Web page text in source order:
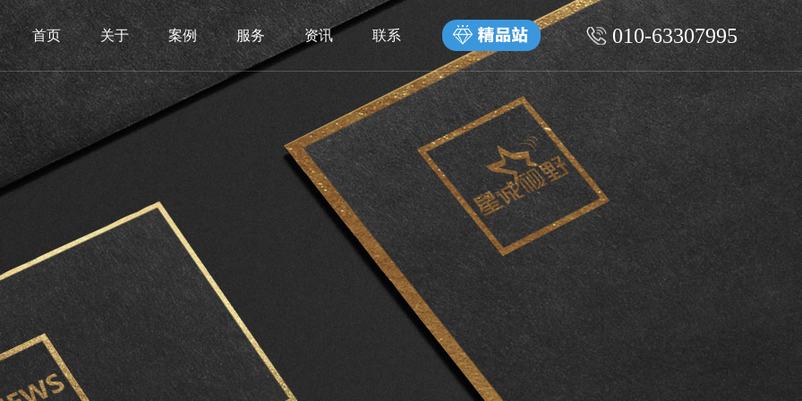
010-63307995
首页 关于 案例 服务 资讯 联系